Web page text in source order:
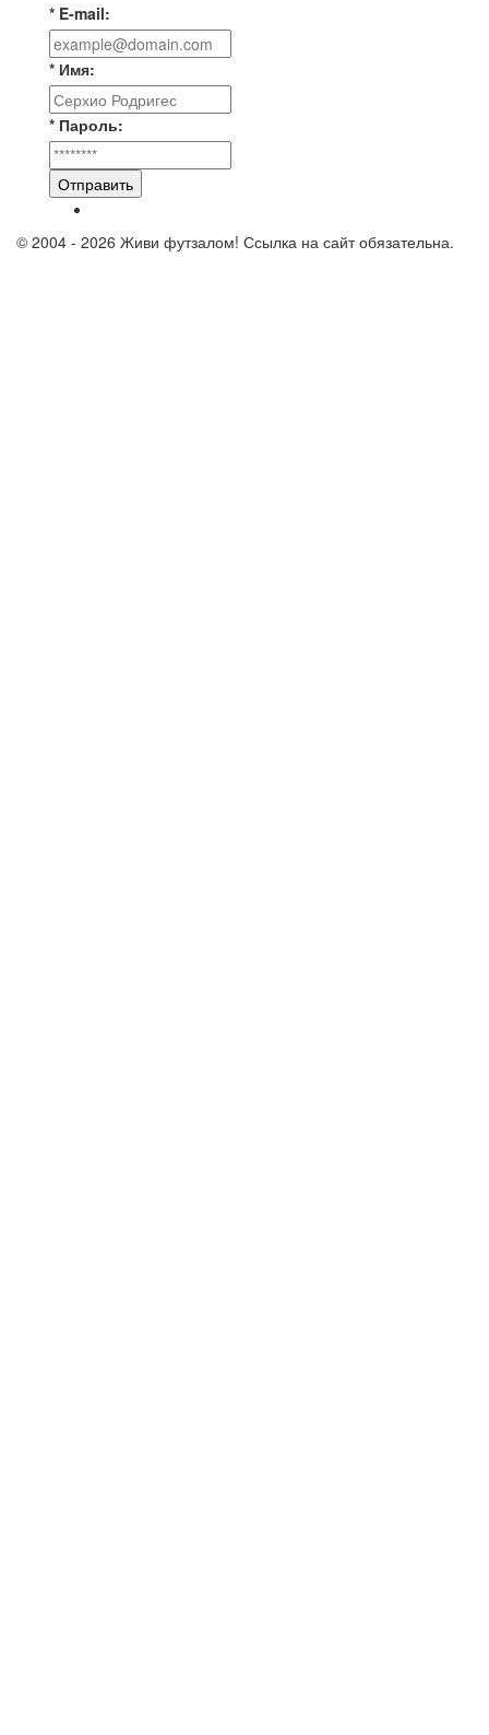
* E-mail:
* Имя:
* Пароль:
Отправить
© 2004 - 2026 Живи футзалом! Ссылка на сайт обязательна.